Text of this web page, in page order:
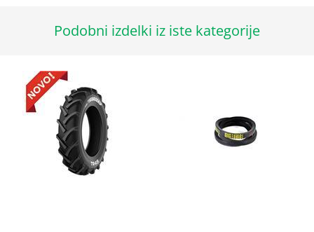
Podobni izdelki iz iste kategorije